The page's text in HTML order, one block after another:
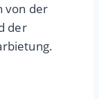
von der
der